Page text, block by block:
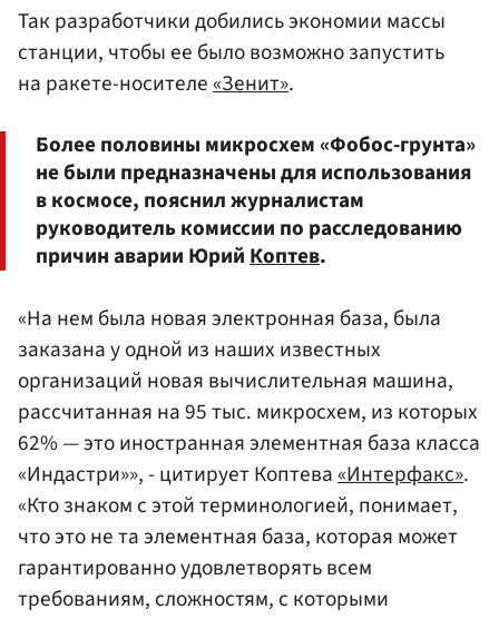
Так разработчики добились экономии массы
станции, чтобы ее было возможно запустить
на ракете-носителе«Зенит».
Более половины микросхем «Фобос-грунта»
не были предназначены для использования
в космосе, пояснил журналистам
руководитель комиссии по расследованию
причин аварии ЮрийКоптев.
«На нем была новая электронная база, была
заказана у одной из наших известных
организаций новая вычислительная машина,
рассчитанная на 95 тыс. микросхем, из которых
62% — это иностранная элементная база класса
«Индастри»», - цитирует Коптева«Интерфакс».
«Кто знаком с этой терминологией, понимает,
что это не та элементная база, которая может
гарантированно удовлетворять всем
требованиям, сложностям, с которыми